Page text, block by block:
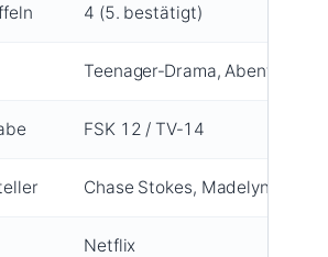
4 (5. bestätigt)
Teenager‑Drama, Abenteuer,
FSK 12 / TV‑14
Chase Stokes, Madelyn Cline,
Netflix